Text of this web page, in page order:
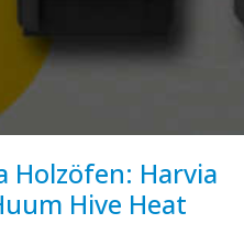
Holzöfen: Harvia
Hive Heat